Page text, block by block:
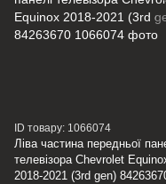
ID товару: 1066074
Ліва частина передньої
телевізора Chevrolet
2018-2021 (3rd gen)